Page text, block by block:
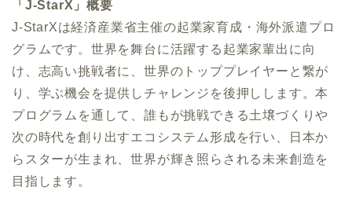
「J-StarX」概要
J-StarXは経済産業省主催の起業家育成・海外派遣プロ
グラムです。世界を舞台に活躍する起業家輩出に向
け、志高い挑戦者に、世界のトッププレイヤーと繋が
り、学ぶ機会を提供しチャレンジを後押しします。本
プログラムを通して、誰もが挑戦できる土壌づくりや
次の時代を創り出すエコシステム形成を行い、日本か
らスターが生まれ、世界が輝き照らされる未来創造を
目指します。